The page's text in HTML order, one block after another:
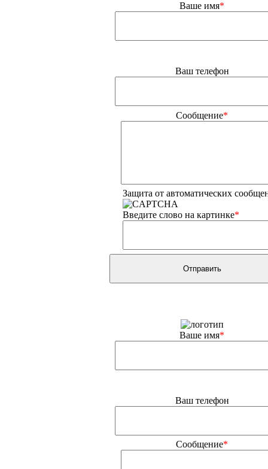
Ваше имя*
Ваш телефон
Сообщение*
Защита от автоматических
Введите слово на картинке*
Ваше имя*
Ваш телефон
Сообщение*